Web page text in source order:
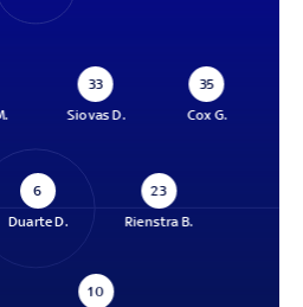
33
Siovas D.
35
Cox G.
6
Duarte D.
23
Rienstra B.
10